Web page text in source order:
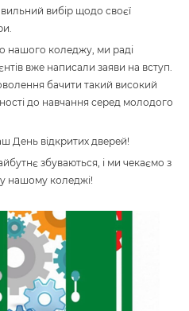
вибір щодо своєї
нашого коледжу, ми раді
вже написали заяви на вступ.
бачити такий високий
до навчання серед молодого
День відкритих дверей!
збуваються, і ми чекаємо з
у нашому коледжі!